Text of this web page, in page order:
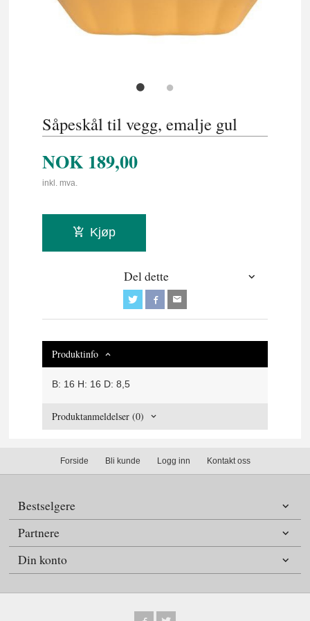
Såpeskål til vegg, emalje gul
NOK 189,00
inkl. mva.
Kjøp
Del dette
Produktinfo
B: 16 H: 16 D: 8,5
Produktanmeldelser (0)
Forside Bli kunde Logg inn Kontakt oss
Bestselgere
Partnere
Din konto